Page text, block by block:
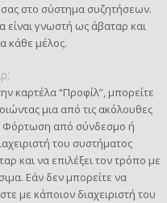
σας στο σύστημα συζητήσεων.
είναι γνωστή ως άβαταρ και
κάθε μέλος.
καρτέλα “Προφίλ”, μπορείτε
μια από τις ακόλουθες
Φόρτωση από σύνδεσμο ή
του συστήματος
και να επιλέξει τον τρόπο με
Εάν δεν μπορείτε να
με κάποιον διαχειριστή του